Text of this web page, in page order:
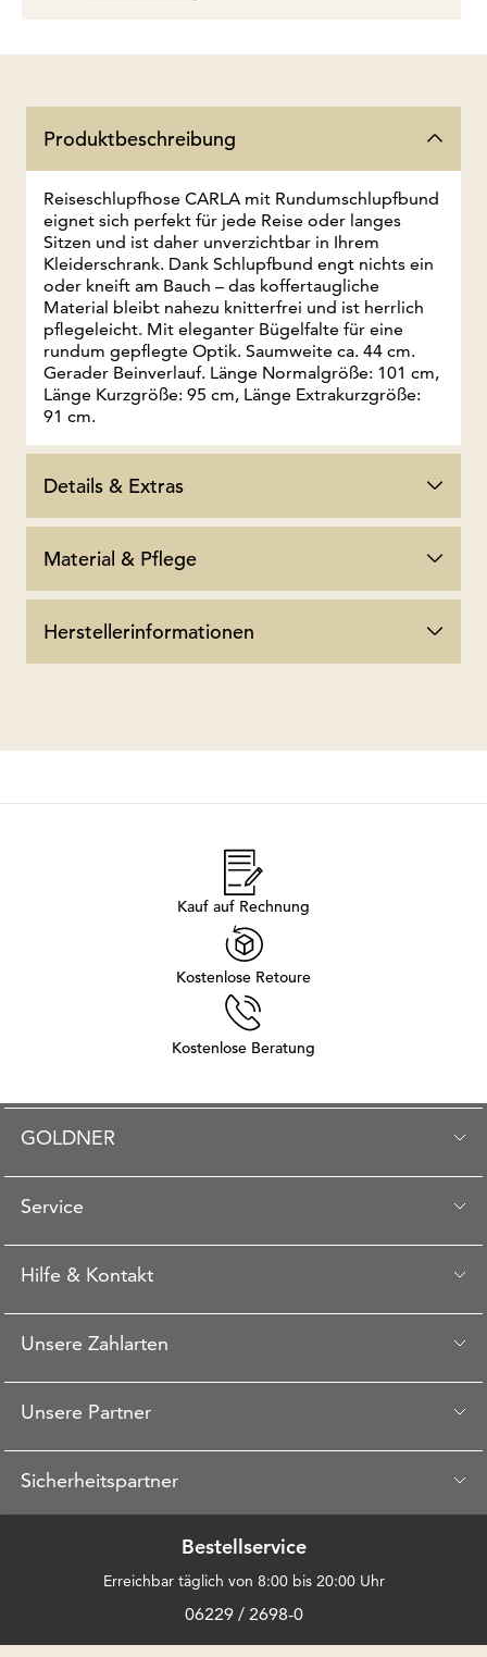
Produktbeschreibung
Reiseschlupfhose CARLA mit Rundumschlupfbund
eignet sich perfekt für jede Reise oder langes
Sitzen und ist daher unverzichtbar in Ihrem
Kleiderschrank. Dank Schlupfbund engt nichts ein
oder kneift am Bauch – das koffertaugliche
Material bleibt nahezu knitterfrei und ist herrlich
pflegeleicht. Mit eleganter Bügelfalte für eine
rundum gepflegte Optik. Saumweite ca. 44 cm.
Gerader Beinverlauf. Länge Normalgröße: 101 cm,
Länge Kurzgröße: 95 cm, Länge Extrakurzgröße:
91 cm.
Details & Extras
Material & Pflege
Herstellerinformationen
Kauf auf Rechnung
Kostenlose Retoure
Kostenlose Beratung
GOLDNER
Service
Hilfe & Kontakt
Unsere Zahlarten
Unsere Partner
Sicherheitspartner
Bestellservice
Erreichbar täglich von 8:00 bis 20:00 Uhr
06229 / 2698-0